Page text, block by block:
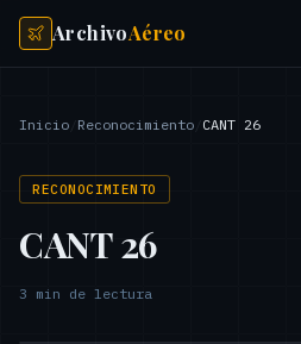
ArchivoAéreo
Inicio Reconocimiento CANT 26
RECONOCIMIENTO
CANT 26
3 min de lectura